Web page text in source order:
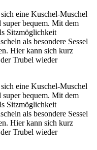
eine Kuschel-Muschel
bequem. Mit dem
Sitzmöglichkeit
als besondere Sessel
Hier kann sich kurz
Trubel wieder
eine Kuschel-Muschel
bequem. Mit dem
Sitzmöglichkeit
als besondere Sessel
Hier kann sich kurz
Trubel wieder